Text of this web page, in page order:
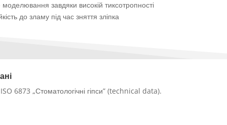
завдяки високій тиксотропності
до зламу під час зняття зліпка
6873 „Стоматологічні гіпси” (technical data).